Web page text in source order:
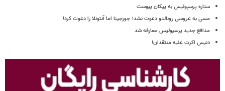
ستاره پرسپولیس به پیکان پیوست
مسی به عروسی رونالدو دعوت نشد؛ جورجینا اما آنتونلا را دعوت کرد!
مدافع جدید پرسپولیس معارفه شد
دنیس اکرت علیه منتقدان!